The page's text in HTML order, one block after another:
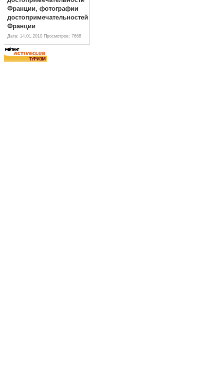
Франции, фотографии
достопримечательностей
Франции
Дата: 14.01.2010 Просмотров: 7668